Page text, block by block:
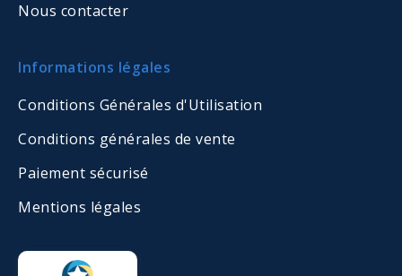
Nous contacter
Informations légales
Conditions Générales d'Utilisation
Conditions générales de vente
Paiement sécurisé
Mentions légales